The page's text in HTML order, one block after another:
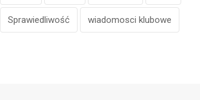
Sprawiedliwość wiadomosci klubowe